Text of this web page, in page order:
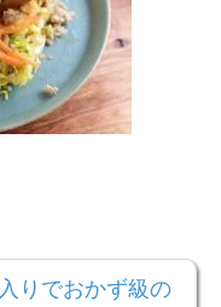
りでおかず級の